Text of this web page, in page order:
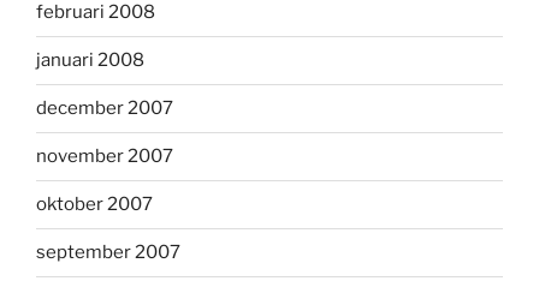
februari 2008
januari 2008
december 2007
november 2007
oktober 2007
september 2007